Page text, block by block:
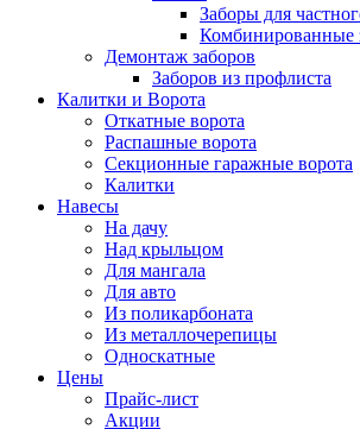
Заборы для
Комбинированные
Демонтаж заборов
Заборов из профлиста
Калитки и Ворота
Откатные ворота
Распашные ворота
Секционные гаражные ворота
Калитки
Навесы
На дачу
Над крыльцом
Для мангала
Для авто
Из поликарбоната
Из металлочерепицы
Односкатные
Цены
Прайс-лист
Акции